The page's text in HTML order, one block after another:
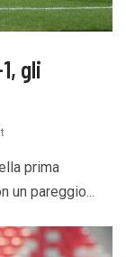
gli
prima
un pareggio...